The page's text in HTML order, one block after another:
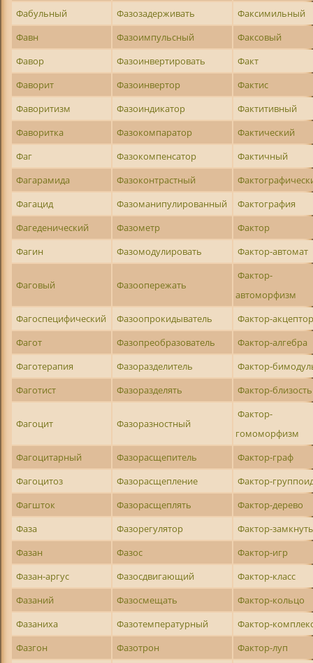
Фабульный
Фазозадерживать
Факсимильный
Фавн
Фазоимпульсный
Факсовый
Фавор
Фазоинвертировать
Факт
Фаворит
Фазоинвертор
Фактис
Фаворитизм
Фазоиндикатор
Фактитивный
Фаворитка
Фазокомпаратор
Фактический
Фаг
Фазокомпенсатор
Фактичный
Фагарамида
Фазоконтрастный
Фагацид
Фазоманипулированный
Фактография
Фагеденический
Фазометр
Фактор
Фагин
Фазомодулировать Фактор-автомат
Фаговый Фазоопережать
Фактор-
автоморфизм
Фагоспецифический
Фазоопрокидыватель
Фактор-
Фагот
Фазопреобразователь
Фактор-алгебра
Фаготерапия
Фазоразделитель
Фактор-
Фаготист
Фазоразделять Фактор-близость
Фагоцит Фазоразностный
Фактор-
гомоморфизм
Фагоцитарный
Фазорасщепитель
Фактор-граф
Фагоцитоз
Фазорасщепление
Фактор-
Фагшток
Фазорасщеплять
Фактор-дерево
Фаза
Фазорегулятор
Фактор-
Фазан
Фазос
Фактор-игр
Фазан-аргус
Фазосдвигающий
Фактор-класс
Фазаний
Фазосмещать
Фактор-кольцо
Фазаниха
Фазотемпературный
Фактор-
Фазгон
Фазотрон
Фактор-луп